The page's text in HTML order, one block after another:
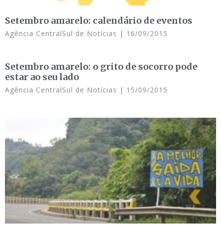
Setembro amarelo: calendário de eventos
Agência CentralSul de Notícias 16/09/2015
Setembro amarelo: o grito de socorro pode
estar ao seu lado
Agência CentralSul de Notícias 15/09/2015